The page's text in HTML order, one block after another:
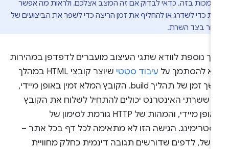
בזה. כדאי לבדוק אם זה המצב אצלכם, ולראות מה אפשר
כדי לשדרג או להחליף את זמן הריצה כדי לשפר את הביצועים של
בצד השרת.
נוספת לוודא שתגי העיצוב מועברים לדפדפן במהירות
להסתמך על עיבוד סטטי
שיוצר קובצי HTML במהלך
משך זמן של תהליך build. הקובץ המלא זמין באופן מיידי,
ששרתי האינטרנט יכולים להתחיל לשלוח את הקובץ
באופן מיידי, והמהות של HTTP גורמת לסימון של
הגישה הזו לא מתאימה לכל דף בכל אתר –
לדפים שדורשים תגובה דינמית כחלק מחוויית